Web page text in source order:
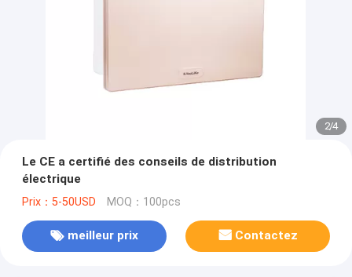
2/4
Le CE a certifié des conseils de distribution
électrique
Prix：5-50USD MOQ：100pcs
meilleur prix Contactez